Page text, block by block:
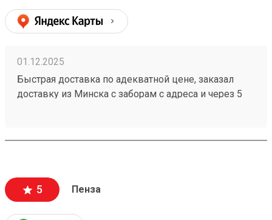
01.12.2025
Быстрая доставка по адекватной цене, заказал
доставку из Минска с заборам с адреса и через 5
5 Пенза